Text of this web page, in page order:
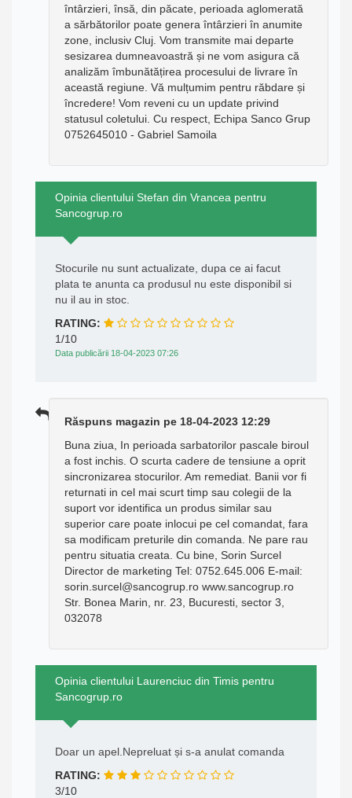
întârzieri, însă, din păcate, perioada aglomerată
a sărbătorilor poate genera întârzieri în anumite
zone, inclusiv Cluj. Vom transmite mai departe
sesizarea dumneavoastră și ne vom asigura că
analizăm îmbunătățirea procesului de livrare în
această regiune. Vă mulțumim pentru răbdare și
încredere! Vom reveni cu un update privind
statusul coletului. Cu respect, Echipa Sanco Grup
0752645010 - Gabriel Samoila
Opinia clientului Stefan din Vrancea pentru
Sancogrup.ro
Stocurile nu sunt actualizate, dupa ce ai facut
plata te anunta ca produsul nu este disponibil si
nu il au in stoc.
RATING:
1/10
Data publicării 18-04-2023 07:26
Răspuns magazin pe 18-04-2023 12:29
Buna ziua, In perioada sarbatorilor pascale biroul
a fost inchis. O scurta cadere de tensiune a oprit
sincronizarea stocurilor. Am remediat. Banii vor fi
returnati in cel mai scurt timp sau colegii de la
suport vor identifica un produs similar sau
superior care poate inlocui pe cel comandat, fara
sa modificam preturile din comanda. Ne pare rau
pentru situatia creata. Cu bine, Sorin Surcel
Director de marketing Tel: 0752.645.006 E-mail:
sorin.surcel@sancogrup.ro www.sancogrup.ro
Str. Bonea Marin, nr. 23, Bucuresti, sector 3,
032078
Opinia clientului Laurenciuc din Timis pentru
Sancogrup.ro
Doar un apel.Nepreluat și s-a anulat comanda
RATING:
3/10